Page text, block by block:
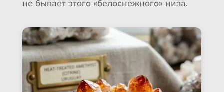
не бывает этого «белоснежного» низа.